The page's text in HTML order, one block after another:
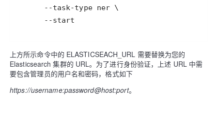
      --start
上方所示命令中的 ELASTICSEACH_URL 需要替换为您的
Elasticsearch 集群的 URL。为了进行身份验证，上述 URL 中需
要包含管理员的用户名和密码，格式如下
https://username:password@host:port。